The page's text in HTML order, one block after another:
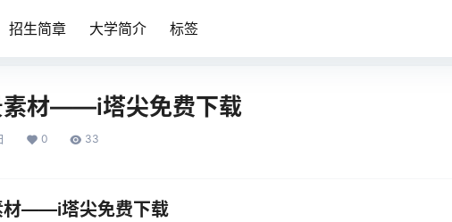
招生简章 大学简介 标签
材——i塔尖免费下载
0 33
材——i塔尖免费下载